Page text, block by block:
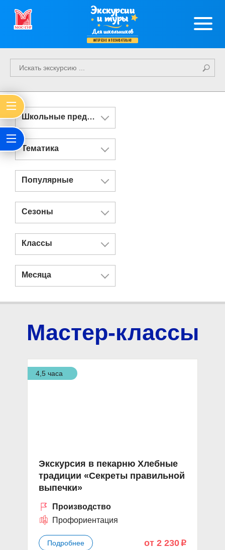
Экскурсии
и туры
Для школьников
интересно и познавательно
Школьные предметы
Тематика
Популярные
Сезоны
Классы
Месяца
Мастер-классы
4,5 часа
Экскурсия в пекарню Хлебные
традиции «Секреты правильной
выпечки»
Производство
Профориентация
Подробнее от 2 230 p